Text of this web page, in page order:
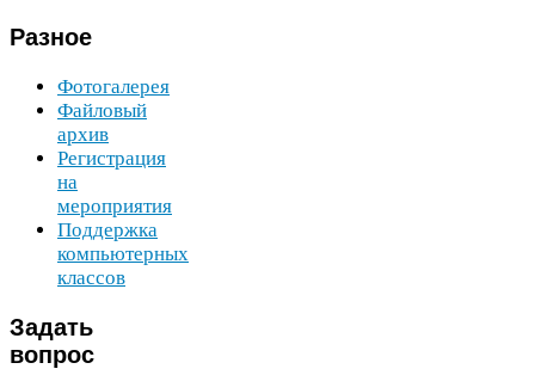
Разное
Фотогалерея
Файловый
архив
Регистрация
на
мероприятия
Поддержка
компьютерных
классов
Задать
вопрос